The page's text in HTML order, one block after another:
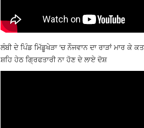
ਲੰਬੀ ਦੇ ਪਿੰਡ ਮਿੱਡੂਖੇੜਾ 'ਚ ਨੌਜਵਾਨ ਦਾ ਰਾੜਾਂ ਮਾਰ ਕੇ
ਸ਼ਹਿ ਹੇਠ ਗ੍ਰਿਫਤਾਰੀ ਨਾ ਹੋਣ ਦੇ ਲਾਏ ਦੋਸ਼